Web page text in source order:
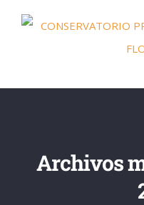
Saltar
Archivos